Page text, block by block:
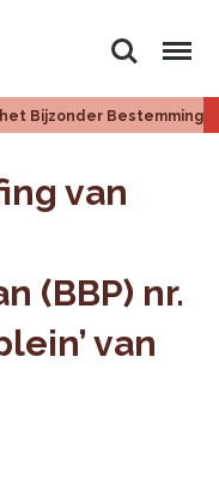
Zoeken Menu
Bijzonder
van
(BBP) nr.
van